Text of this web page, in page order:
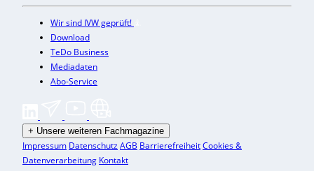
Wir sind IVW geprüft!
Download
TeDo Business
Mediadaten
Abo-Service
+ Unsere weiteren Fachmagazine
Impressum DatenschutzAGB BarrierefreiheitCookies &
Datenverarbeitung Kontakt